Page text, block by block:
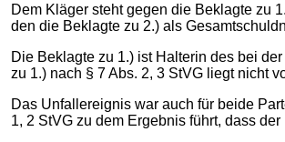
Dem Kläger steht gegen die Beklagte zu
den die Beklagte zu 2.) als
Die Beklagte zu 1.) ist Halterin des bei
zu 1.) nach § 7 Abs. 2, 3 StVG liegt nicht
Das Unfallereignis war auch für beide
1, 2 StVG zu dem Ergebnis führt, dass